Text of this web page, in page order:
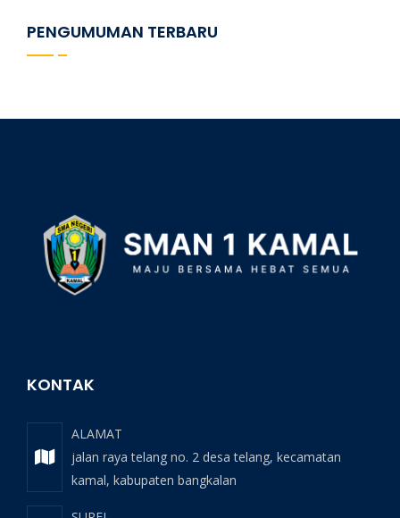
PENGUMUMAN TERBARU
KONTAK
ALAMAT
jalan raya telang no. 2 desa telang, kecamatan
kamal, kabupaten bangkalan